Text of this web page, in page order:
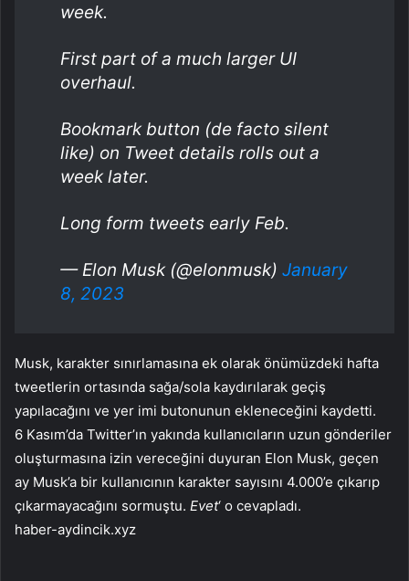
week.
First part of a much larger UI
overhaul.
Bookmark button (de facto silent
like) on Tweet details rolls out a
week later.
Long form tweets early Feb.
— Elon Musk (@elonmusk) January
8, 2023
Musk, karakter sınırlamasına ek olarak önümüzdeki hafta
tweetlerin ortasında sağa/sola kaydırılarak geçiş
yapılacağını ve yer imi butonunun ekleneceğini kaydetti.
6 Kasım’da Twitter’ın yakında kullanıcıların uzun gönderiler
oluşturmasına izin vereceğini duyuran Elon Musk, geçen
ay Musk’a bir kullanıcının karakter sayısını 4.000’e çıkarıp
çıkarmayacağını sormuştu. Evet‘ o cevapladı.
haber-aydincik.xyz